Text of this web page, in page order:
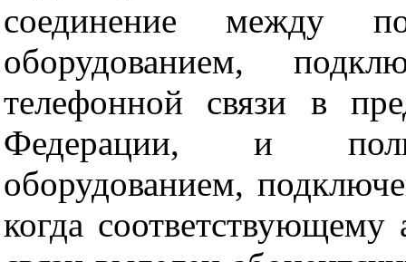
соединение между
оборудованием,
телефонной связи в
Федерации, и
оборудованием,
когда